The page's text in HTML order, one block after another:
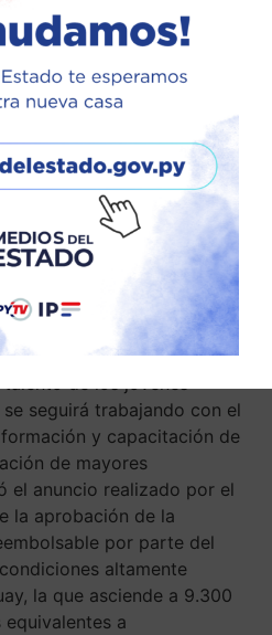
mayor eficiencia logística y
Reiteró el deseo de evaluar
fortalecimiento del comercio
Asimismo, destacó el
la permanente cooperación
años. En la ocasión, el
presentó la maqueta
satélite paraguayo,
en Japón por
formados en dicho país. Este
por un astronauta
a destacar en estas
Resaltó que esta
de los jóvenes
seguirá trabajando con el
y capacitación de
de mayores
el anuncio realizado por el
la aprobación de la
por parte del
altamente
la que asciende a 9.300
equivalentes a